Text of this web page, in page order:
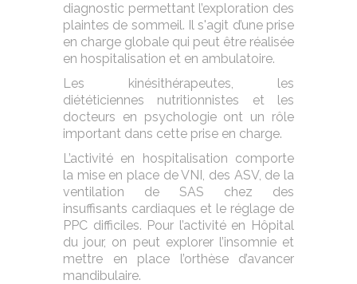
diagnostic permettant l’exploration des
plaintes de sommeil. Il s'agit d’une prise
en charge globale qui peut être réalisée
en hospitalisation et en ambulatoire.
Les kinésithérapeutes, les
diététiciennes nutritionnistes et les
docteurs en psychologie ont un rôle
important dans cette prise en charge.
L’activité en hospitalisation comporte
la mise en place de VNI, des ASV, de la
ventilation de SAS chez des
insuffisants cardiaques et le réglage de
PPC difficiles. Pour l’activité en Hôpital
du jour, on peut explorer l’insomnie et
mettre en place l’orthèse d’avancer
mandibulaire.